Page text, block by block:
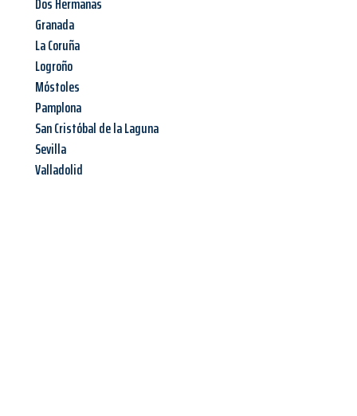
Granada
La Coruña
Logroño
Móstoles
Pamplona
San Cristóbal de la Laguna
Sevilla
Valladolid